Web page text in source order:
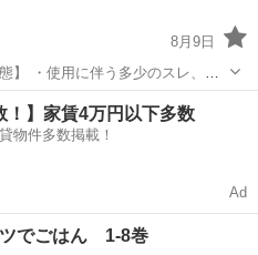
8月9日
す ・詳細は現地でご確認くださ
承願います ※中古品のため、状
ク、アニメ 現地
！】家賃4万円以下多数
物件多数掲載！
Ad
でごはん 1-8巻